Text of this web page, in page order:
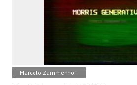
Marcelo Zammenhoff